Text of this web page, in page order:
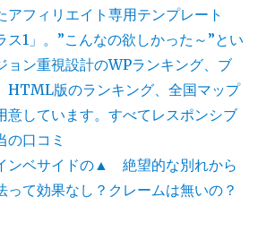
アフィリエイト専用テンプレート
ス1」。”こんなの欲しかった～”とい
ョン重視設計のWPランキング、ブ
HTML版のランキング、全国マップ
意しています。すべてレスポンシブ
口コミ
ベサイドの▲ 絶望的な別れから
って効果なし？クレームは無いの？